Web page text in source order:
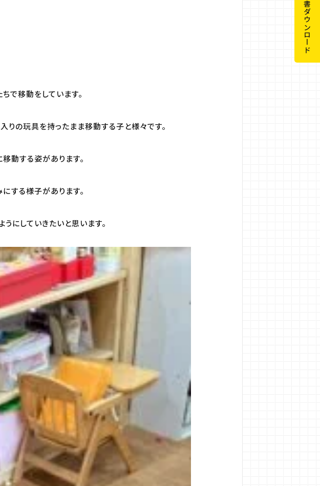
申請書ダウンロード
で移動をしています。
の玩具を持ったまま移動する子と様々です。
動する姿があります。
する様子があります。
にしていきたいと思います。